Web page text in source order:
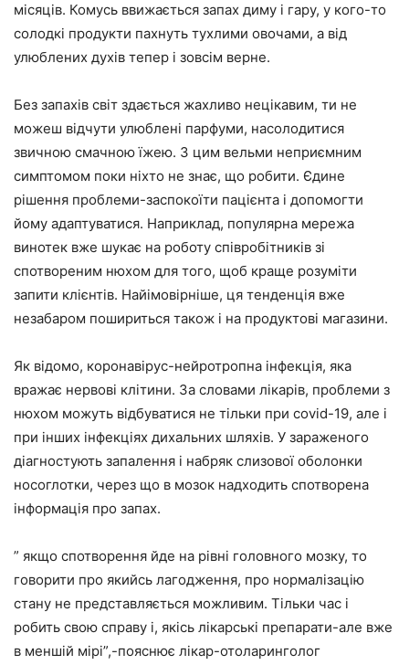
місяців. Комусь ввижається запах диму і гару, у кого-то
солодкі продукти пахнуть тухлими овочами, а від
улюблених духів тепер і зовсім верне.
Без запахів світ здається жахливо нецікавим, ти не
можеш відчути улюблені парфуми, насолодитися
звичною смачною їжею. З цим вельми неприємним
симптомом поки ніхто не знає, що робити. Єдине
рішення проблеми-заспокоїти пацієнта і допомогти
йому адаптуватися. Наприклад, популярна мережа
винотек вже шукає на роботу співробітників зі
спотвореним нюхом для того, щоб краще розуміти
запити клієнтів. Найімовірніше, ця тенденція вже
незабаром пошириться також і на продуктові магазини.
Як відомо, коронавірус-нейротропна інфекція, яка
вражає нервові клітини. За словами лікарів, проблеми з
нюхом можуть відбуватися не тільки при covid-19, але і
при інших інфекціях дихальних шляхів. У зараженого
діагностують запалення і набряк слизової оболонки
носоглотки, через що в мозок надходить спотворена
інформація про запах.
” якщо спотворення йде на рівні головного мозку, то
говорити про якийсь лагодження, про нормалізацію
стану не представляється можливим. Тільки час і
робить свою справу і, якісь лікарські препарати-але вже
в меншій мірі”,-пояснює лікар-отоларинголог